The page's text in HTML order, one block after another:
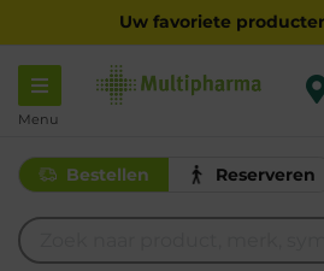
Uw favoriete
Menu
Bestellen Reserveren